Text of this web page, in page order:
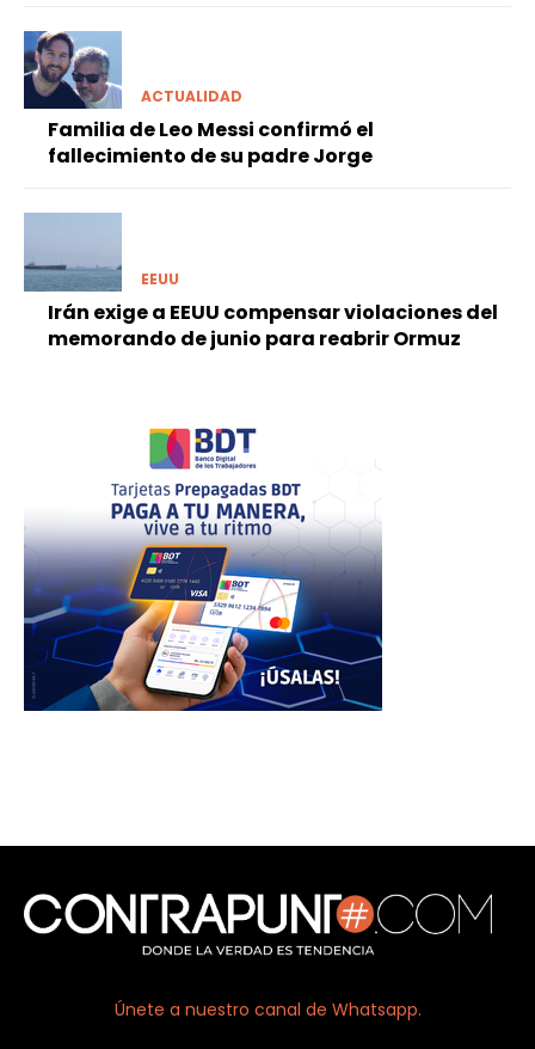
ACTUALIDAD
Familia de Leo Messi confirmó el
fallecimiento de su padre Jorge
EEUU
Irán exige a EEUU compensar violaciones del
memorando de junio para reabrir Ormuz
Únete a nuestro canal de Whatsapp.